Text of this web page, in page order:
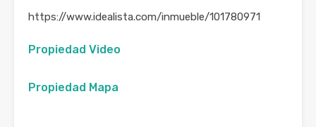
https://www.idealista.com/inmueble/101780971
Propiedad Video
Propiedad Mapa